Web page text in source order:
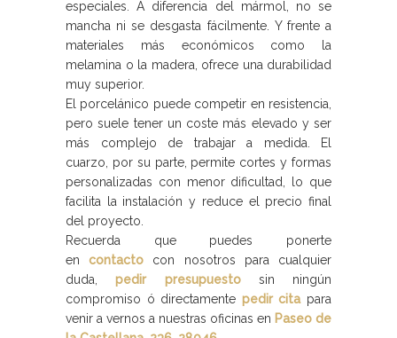
especiales. A diferencia del mármol, no se
mancha ni se desgasta fácilmente. Y frente a
materiales más económicos como la
melamina o la madera, ofrece una durabilidad
muy superior.
El porcelánico puede competir en resistencia,
pero suele tener un coste más elevado y ser
más complejo de trabajar a medida. El
cuarzo, por su parte, permite cortes y formas
personalizadas con menor dificultad, lo que
facilita la instalación y reduce el precio final
del proyecto.
Recuerda que puedes ponerte
encontacto
con nosotros para cualquier
duda,pedir presupuestosin ningún
compromiso ó directamente pedir citapara
venir a vernos a nuestras oficinas en Paseo de